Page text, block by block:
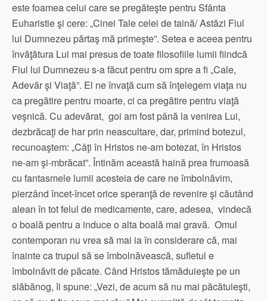
este foamea celui care se pregăteşte pentru Sfânta
Euharistie şi cere: „Cinei Tale celei de taină/ Astăzi Fiul
lui Dumnezeu părtaş mă primeşte”. Setea e aceea pentru
învăţătura Lui mai presus de toate filosofiile lumii fiindcă
Fiul lui Dumnezeu s-a făcut pentru om spre a fi „Cale,
Adevăr şi Viaţă”. El ne învaţă cum să înţelegem viaţa nu
ca pregătire pentru moarte, ci ca pregătire pentru viaţă
veşnică. Cu adevărat, goi am fost până la venirea Lui,
dezbrăcaţi de har prin neascultare, dar, primind botezul,
recunoaştem: „Câţi în Hristos ne-am botezat, în Hristos
ne-am şi-mbrăcat”. Întinăm această haină prea frumoasă
cu fantasmele lumii acesteia de care ne îmbolnăvim,
pierzând încet-încet orice speranţă de revenire şi căutând
alean în tot felul de medicamente, care, adesea, vindecă
o boală pentru a induce o alta boală mai gravă. Omul
contemporan nu vrea să mai ia în considerare că, mai
înainte ca trupul să se îmbolnăvească, sufletul e
îmbolnăvit de păcate. Când Hristos tămăduieşte pe un
slăbănog, îi spune: „Vezi, de acum să nu mai păcătuieşti,